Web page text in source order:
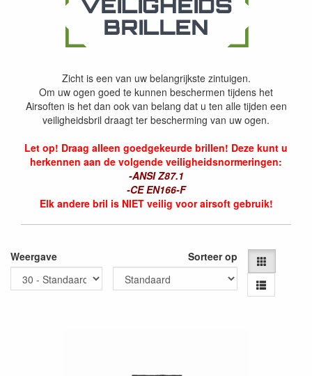
Zicht is een van uw belangrijkste zintuigen.
Om uw ogen goed te kunnen beschermen tijdens het
Airsoften is het dan ook van belang dat u ten alle tijden een
veiligheidsbril draagt ter bescherming van uw ogen.
Let op! Draag alleen goedgekeurde brillen! Deze kunt u
herkennen aan de volgende veiligheidsnormeringen:
-ANSI Z87.1
-CE EN166-F
Elk andere bril is NIET veilig voor airsoft gebruik!
Weergave Sorteer op